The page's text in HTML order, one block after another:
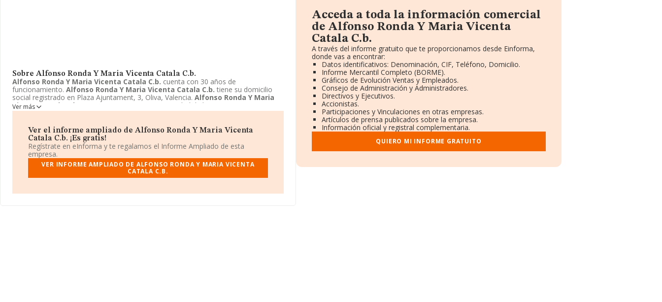
Sobre Alfonso Ronda Y Maria Vicenta Catala C.b.
Alfonso Ronda Y Maria Vicenta Catala C.b. cuenta con 30 años de
funcionamiento. Alfonso Ronda Y Maria Vicenta Catala C.b. tiene su domicilio
social registrado en Plaza Ajuntament, 3, Oliva, Valencia. Alfonso Ronda Y Maria
Vicenta Catala C.b.
aparece inscrita como Comunidad de bienes.
Ver más
Ver el informe ampliado de Alfonso Ronda Y Maria Vicenta
Catala C.b. ¡Es gratis!
Regístrate en eInforma y te regalamos el Informe Ampliado de esta
empresa.
VER INFORME AMPLIADO DE ALFONSO RONDA Y MARIA VICENTA
CATALA C.B.
Acceda a toda la información comercial
de Alfonso Ronda Y Maria Vicenta
Catala C.b.
A través del informe gratuito que te proporcionamos desde Einforma,
donde vas a encontrar:
Datos identificativos: Denominación, CIF, Teléfono, Domicilio.
Informe Mercantil Completo (BORME).
Gráficos de Evolución Ventas y Empleados.
Consejo de Administración y Administradores.
Directivos y Ejecutivos.
Accionistas.
Participaciones y Vinculaciones en otras empresas.
Artículos de prensa publicados sobre la empresa.
Información oficial y registral complementaria.
QUIERO MI INFORME GRATUITO